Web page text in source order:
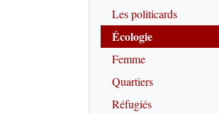
Les politicards
Écologie
Femme
Quartiers
Réfugiés